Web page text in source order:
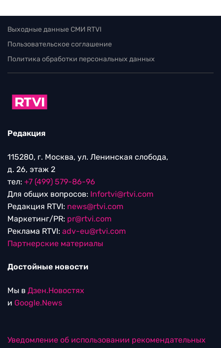
Выходные данные СМИ RTVI
Пользовательское соглашение
Политика обработки персональных данных
Редакция
115280, г. Москва, ул. Ленинская слобода,
д. 26, этаж 2
тел: +7 (499) 579-86-96
Для общих вопросов: Infortvi@rtvi.com
Редакция RTVI: news@rtvi.com
Маркетинг/PR: pr@rtvi.com
Реклама RTVI: adv-eu@rtvi.com
Партнерские материалы
Достойные новости
Мы в Дзен.Новостях
и Google.News
Уведомление об использовании рекомендательных